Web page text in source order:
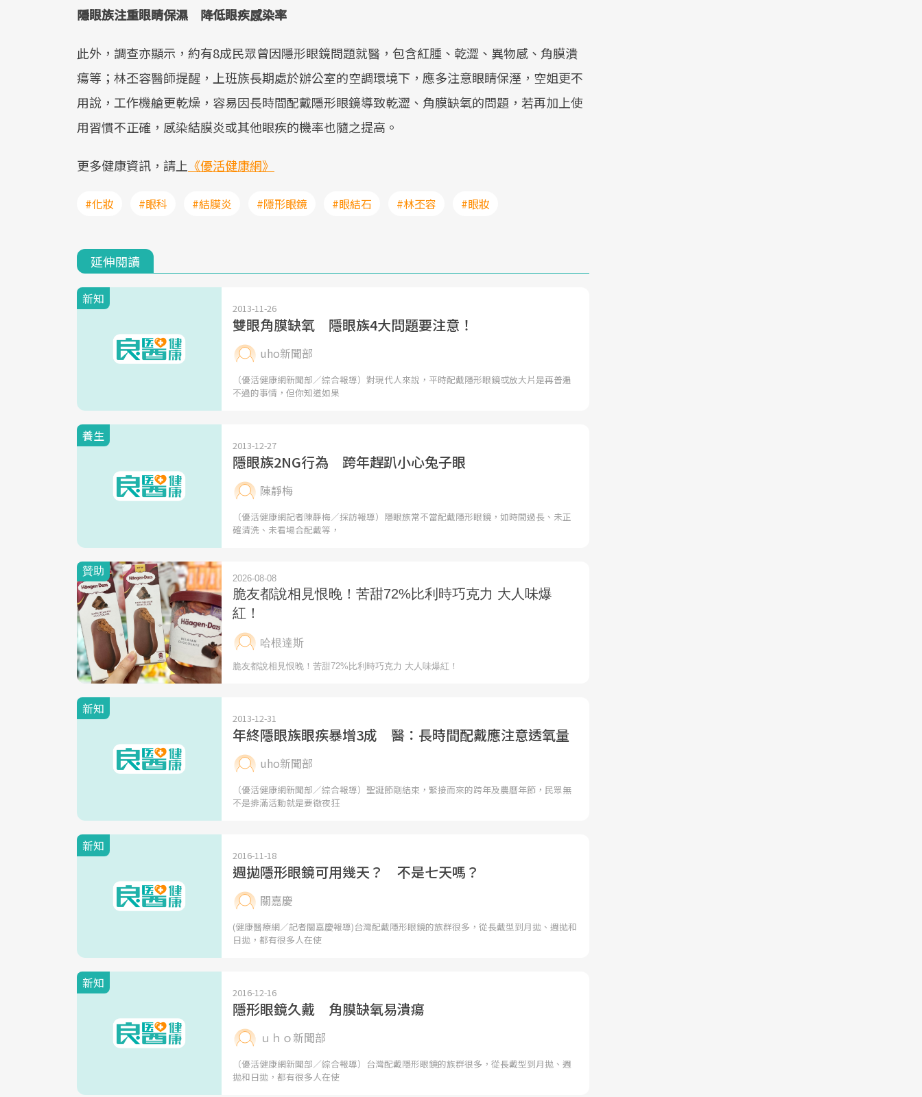
隱眼族注重眼睛保濕 降低眼疾感染率
此外，調查亦顯示，約有8成民眾曾因隱形眼鏡問題就醫，包含紅腫、乾澀、異物感、角膜潰
瘍等；林丕容醫師提醒，上班族長期處於辦公室的空調環境下，應多注意眼睛保溼，空姐更不
用說，工作機艙更乾燥，容易因長時間配戴隱形眼鏡導致乾澀、角膜缺氧的問題，若再加上使
用習慣不正確，感染結膜炎或其他眼疾的機率也隨之提高。
更多健康資訊，請上 《優活健康網》
#化妝 #眼科 #結膜炎 #隱形眼鏡 #眼結石 #林丕容 #眼妝
延伸閱讀
新知
2013-11-26
雙眼角膜缺氧 隱眼族4大問題要注意！
uho新聞部
（優活健康網新聞部／綜合報導）對現代人來說，平時配戴隱形眼鏡或放大片是再普遍
不過的事情，但你知道如果
養生
2013-12-27
隱眼族2NG行為 跨年趕趴小心兔子眼
陳靜梅
（優活健康網記者陳靜梅／採訪報導）隱眼族常不當配戴隱形眼鏡，如時間過長、未正
確清洗、未看場合配戴等，
新知
2013-12-31
年終隱眼族眼疾暴增3成 醫：長時間配戴應注意透氧量
uho新聞部
（優活健康網新聞部／綜合報導）聖誕節剛結束，緊接而來的跨年及農曆年節，民眾無
不是排滿活動就是要徹夜狂
新知
2016-11-18
週拋隱形眼鏡可用幾天？ 不是七天嗎？
關嘉慶
(健康醫療網／記者關嘉慶報導)台灣配戴隱形眼鏡的族群很多，從長戴型到月拋、週拋和
日拋，都有很多人在使
新知
2016-12-16
隱形眼鏡久戴 角膜缺氧易潰瘍
ｕｈｏ新聞部
（優活健康網新聞部／綜合報導）台灣配戴隱形眼鏡的族群很多，從長戴型到月拋、週
拋和日拋，都有很多人在使